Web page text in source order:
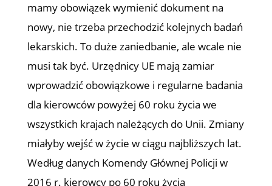
mamy obowiązek wymienić dokument na
nowy, nie trzeba przechodzić kolejnych badań
lekarskich. To duże zaniedbanie, ale wcale nie
musi tak być. Urzędnicy UE mają zamiar
wprowadzić obowiązkowe i regularne badania
dla kierowców powyżej 60 roku życia we
wszystkich krajach należących do Unii. Zmiany
miałyby wejść w życie w ciągu najbliższych lat.
Według danych Komendy Głównej Policji w
2016 r. kierowcy po 60 roku życia